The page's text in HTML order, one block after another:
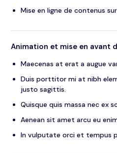
Mise en ligne de contenus
Animation et mise en avant
Maecenas at erat a augue
Duis porttitor mi at nibh
justo sagittis.
Quisque quis massa nec ex
Aenean sit amet arcu eu
In vulputate orci et tempus